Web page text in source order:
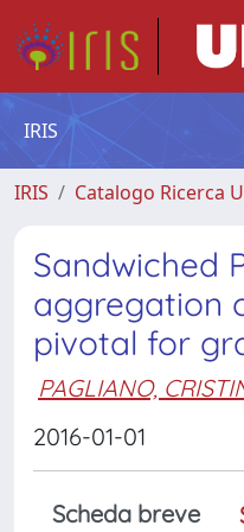
IRIS
IRIS Catalogo Ricerca
Sandwiched
aggregation
pivotal for
PAGLIANO,
2016-01-01
Scheda breve